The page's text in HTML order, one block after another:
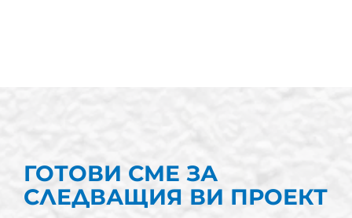
ГОТОВИ СМЕ ЗА
СЛЕДВАЩИЯ ВИ ПРОЕКТ